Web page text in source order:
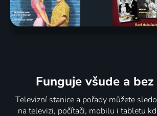
Funguje všude a
Televizní stanice a pořady můžete
na televizi, počítači, mobilu i tabletu